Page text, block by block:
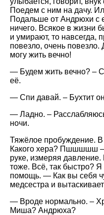
Поедем с ним на дачу.
Подальше от Андрюхи с
ничего. Всякое в жизни
и умирают, то навсегда,
повезло, очень повезло.
могу жить вечно!
— Будем жить вечно? –
её.
— Спи давай. – Бухтит
— Ладно. –
ночи.
Тяжёлое пробуждение. В
Какого хера? Пшшшшш –
руке, измеряя давление.
тоже. Всё, так быстро?
помощь. — Как вы себя
медсестра и вытаскивает
— Вроде нормально. –
Миша? Андрюха?